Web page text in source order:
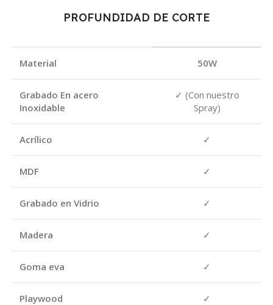
PROFUNDIDAD DE CORTE
Material 50W
Grabado En acero
Inoxidable
✓ (Con nuestro
Spray)
Acrílico ✓
MDF ✓
Grabado en Vidrio ✓
Madera ✓
Goma eva ✓
Playwood ✓